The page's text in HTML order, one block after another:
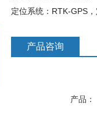
定位系统：RTK‑GPS
产品咨询
产品：